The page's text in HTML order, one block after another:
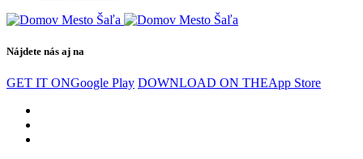
Nájdete nás aj na
GET IT ONGoogle Play DOWNLOAD ON THEApp Store